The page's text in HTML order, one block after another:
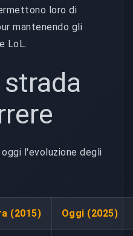
loro di
mantenendo gli
LoL.
l'evoluzione degli
(2015) Oggi (2025)